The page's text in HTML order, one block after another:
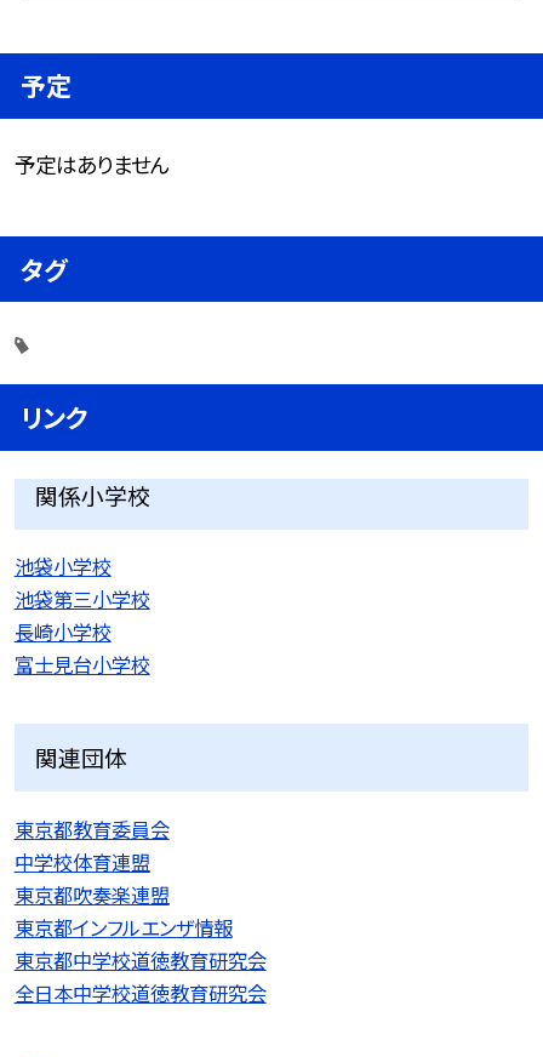
予定
予定はありません
タグ
リンク
関係小学校
池袋小学校
池袋第三小学校
長崎小学校
富士見台小学校
関連団体
東京都教育委員会
中学校体育連盟
東京都吹奏楽連盟
東京都インフルエンザ情報
東京都中学校道徳教育研究会
全日本中学校道徳教育研究会